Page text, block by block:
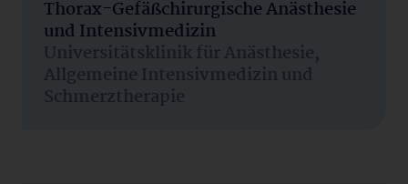
Thorax-Gefäßchirurgische Anästhesie
und Intensivmedizin
Universitätsklinik für Anästhesie,
Allgemeine Intensivmedizin und
Schmerztherapie